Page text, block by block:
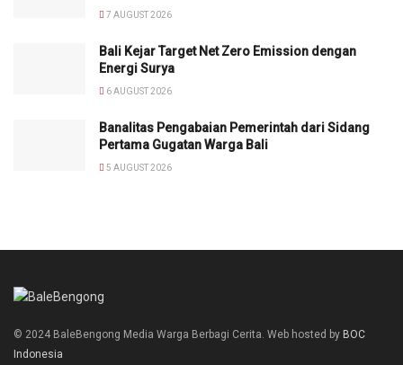
7 AUGUST 2026
Bali Kejar Target Net Zero Emission dengan
Energi Surya
6 AUGUST 2026
Banalitas Pengabaian Pemerintah dari Sidang
Pertama Gugatan Warga Bali
5 AUGUST 2026
© 2024 BaleBengong Media Warga Berbagi Cerita. Web hosted by BOC
Indonesia